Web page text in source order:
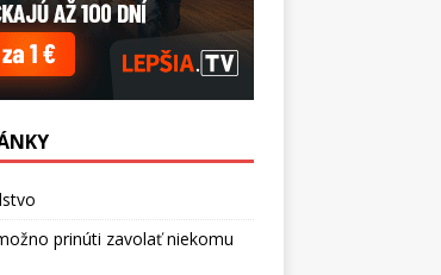
prinúti zavolať niekomu